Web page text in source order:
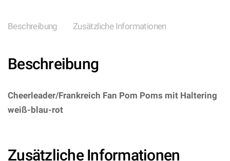
Beschreibung Zusätzliche Informationen
Beschreibung
Cheerleader/Frankreich Fan Pom Poms mit Haltering
weiß-blau-rot
Zusätzliche Informationen